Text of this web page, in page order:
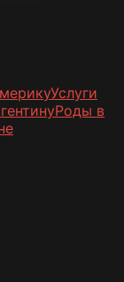
Услуги
Роды в